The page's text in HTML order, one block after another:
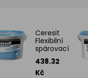
Ceresit
Flexibilní
spárovací
hmota CE
40
Aquastatic
438.32
Kč